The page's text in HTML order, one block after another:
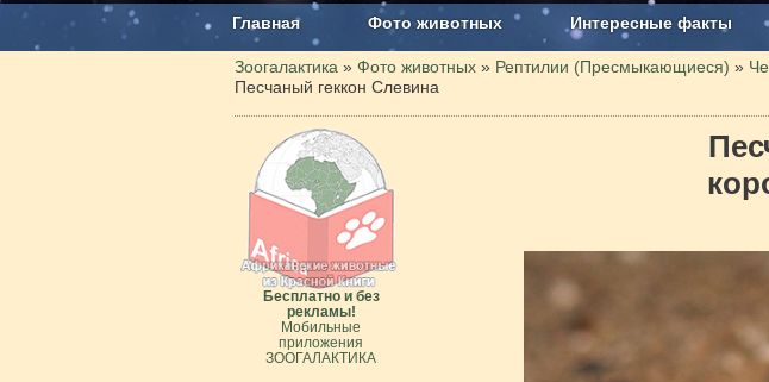
Главная Фото животных Интересные факты
Наши приложения. Бесплатно и без рекламы
Зоогалактика » Фото животных » Рептилии (Пресмыкающиеся) »
Песчаный геккон Слевина
Бесплатно и без
рекламы!
Мобильные
приложения
ЗООГАЛАКТИКА